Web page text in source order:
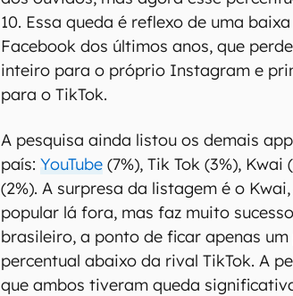
10. Essa queda é reflexo de uma
Facebook dos últimos anos, que
inteiro para o próprio Instagram e
para o TikTok.
A pesquisa ainda listou os demais
país:YouTube (7%), Tik Tok (3%), Kwai
(2%). A surpresa da listagem é o
popular lá fora, mas faz muito
brasileiro, a ponto de ficar apenas
percentual abaixo da rival TikTok. A
que ambos tiveram queda